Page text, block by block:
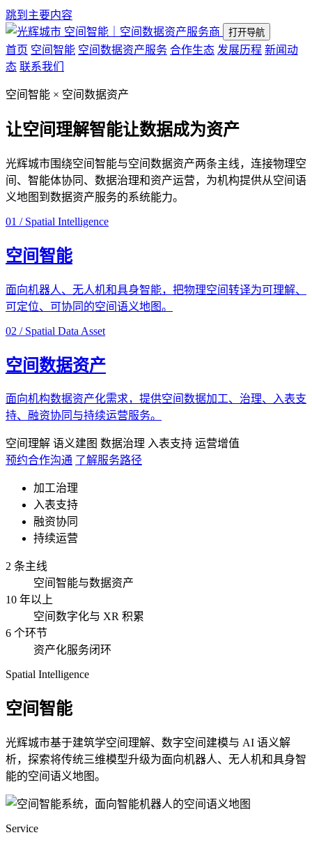
跳到主要内容
空间智能｜空间数据资产服务商
打开导航
首页 空间智能 空间数据资产服务 合作生态 发展历程 新闻动
态 联系我们
空间智能 × 空间数据资产
让空间理解智能让数据成为资产
光辉城市围绕空间智能与空间数据资产两条主线，连接物理空
间、智能体协同、数据治理和资产运营，为机构提供从空间语
义地图到数据资产服务的系统能力。
01 / Spatial Intelligence
空间智能
面向机器人、无人机和具身智能，把物理空间转译为可理解、
可定位、可协同的空间语义地图。
02 / Spatial Data Asset
空间数据资产
面向机构数据资产化需求，提供空间数据加工、治理、入表支
持、融资协同与持续运营服务。
空间理解 语义建图 数据治理 入表支持 运营增值
预约合作沟通 了解服务路径
加工治理
入表支持
融资协同
持续运营
2 条主线
空间智能与数据资产
10 年以上
空间数字化与 XR 积累
6 个环节
资产化服务闭环
Spatial Intelligence
空间智能
光辉城市基于建筑学空间理解、数字空间建模与 AI 语义解
析，探索将传统三维模型升级为面向机器人、无人机和具身智
能的空间语义地图。
Service